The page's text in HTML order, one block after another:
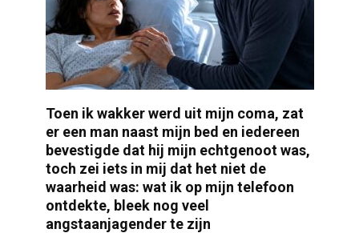
Toen ik wakker werd uit mijn coma, zat
er een man naast mijn bed en iedereen
bevestigde dat hij mijn echtgenoot was,
toch zei iets in mij dat het niet de
waarheid was: wat ik op mijn telefoon
ontdekte, bleek nog veel
angstaanjagender te zijn